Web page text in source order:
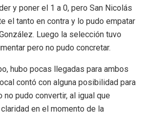
y poner el 1 a 0, pero San Nicolás
el tanto en contra y lo pudo empatar
Luego la selección tuvo
pero no pudo concretar.
hubo pocas llegadas para ambos
contó con alguna posibilidad para
no pudo convertir, al igual que
en el momento de la